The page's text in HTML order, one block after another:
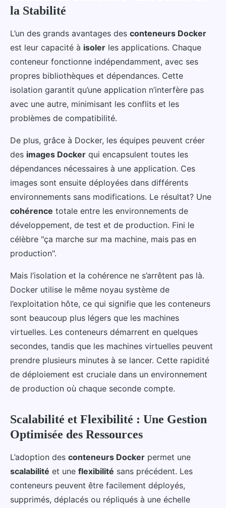
la Stabilité
L’un des grands avantages des conteneurs Docker
est leur capacité à isoler les applications. Chaque
conteneur fonctionne indépendamment, avec ses
propres bibliothèques et dépendances. Cette
isolation garantit qu’une application n’interfère pas
avec une autre, minimisant les conflits et les
problèmes de compatibilité.
De plus, grâce à Docker, les équipes peuvent créer
des images Docker qui encapsulent toutes les
dépendances nécessaires à une application. Ces
images sont ensuite déployées dans différents
environnements sans modifications. Le résultat? Une
cohérence totale entre les environnements de
développement, de test et de production. Fini le
célèbre "ça marche sur ma machine, mais pas en
production".
Mais l’isolation et la cohérence ne s’arrêtent pas là.
Docker utilise le même noyau système de
l’exploitation hôte, ce qui signifie que les conteneurs
sont beaucoup plus légers que les machines
virtuelles. Les conteneurs démarrent en quelques
secondes, tandis que les machines virtuelles peuvent
prendre plusieurs minutes à se lancer. Cette rapidité
de déploiement est cruciale dans un environnement
de production où chaque seconde compte.
Scalabilité et Flexibilité : Une Gestion
Optimisée des Ressources
L’adoption des conteneurs Docker permet une
scalabilité et une flexibilité sans précédent. Les
conteneurs peuvent être facilement déployés,
supprimés, déplacés ou répliqués à une échelle